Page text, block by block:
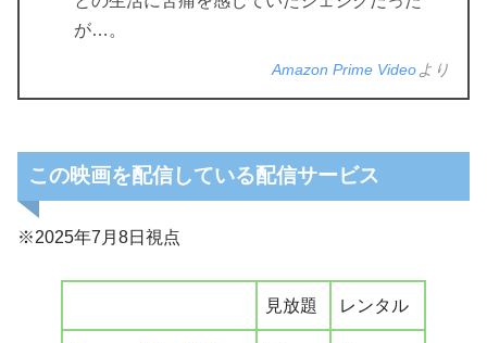
が…。
Amazon Prime Video より
この映画を配信している配信サービス
※2025年7月8日視点
見放題 レンタル